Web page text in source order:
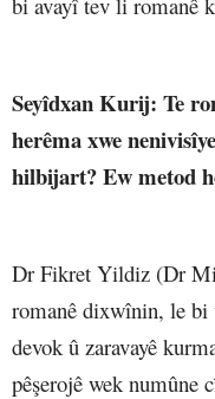
Seyîdxan Kurij: Te
herêma xwe
hilbijart? Ew metod
Dr Fikret Yildiz (Dr
romanê dixwînin, le bi
devok û zaravayê
pêşerojê wek numûne